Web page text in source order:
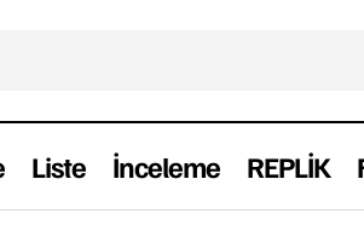
Liste İnceleme REPLİK